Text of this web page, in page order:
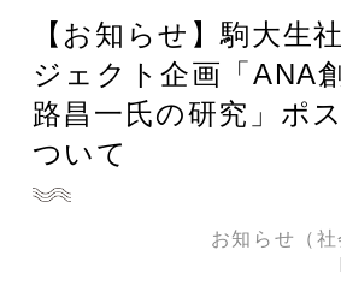
【お知らせ】駒大生
ジェクト企画「ANA
路昌一氏の研究」ポ
ついて
お知らせ（社